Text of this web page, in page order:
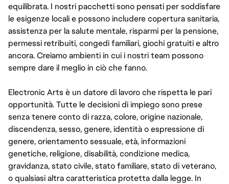
equilibrata. I nostri pacchetti sono pensati per soddisfare
le esigenze locali e possono includere copertura sanitaria,
assistenza per la salute mentale, risparmi per la pensione,
permessi retribuiti, congedi familiari, giochi gratuiti e altro
ancora. Creiamo ambienti in cui i nostri team possono
sempre dare il meglio in ciò che fanno.
Electronic Arts è un datore di lavoro che rispetta le pari
opportunità. Tutte le decisioni di impiego sono prese
senza tenere conto di razza, colore, origine nazionale,
discendenza, sesso, genere, identità o espressione di
genere, orientamento sessuale, età, informazioni
genetiche, religione, disabilità, condizione medica,
gravidanza, stato civile, stato familiare, stato di veterano,
o qualsiasi altra caratteristica protetta dalla legge. In